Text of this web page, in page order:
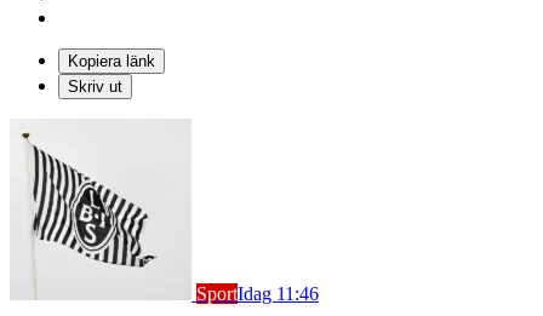
Kopiera länk
Skriv ut
SportIdag 11:46